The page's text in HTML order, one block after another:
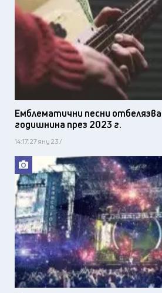
Емблематични песни
годишнина през 2023 г.
14:17, 27 яну 23 /